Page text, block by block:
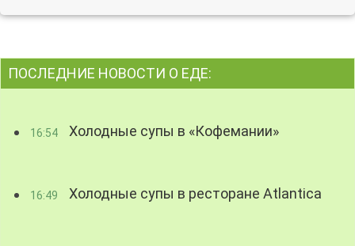
ПОСЛЕДНИЕ НОВОСТИ О ЕДЕ:
16:54 Холодные супы в «Кофемании»
16:49 Холодные супы в ресторане Atlantica